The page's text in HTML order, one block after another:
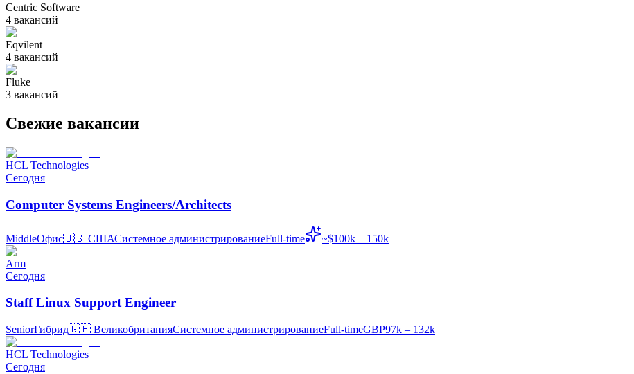
Centric Software
4 вакансий
Eqvilent
4 вакансий
Fluke
3 вакансий
Свежие вакансии
HCL Technologies
Сегодня
Computer Systems Engineers/Architects
MiddleОфис🇺🇸 СШАСистемное администрированиеFull-time ~$100k – 150k
Arm
Сегодня
Staff Linux Support Engineer
SeniorГибрид🇬🇧 ВеликобританияСистемное администрированиеFull-timeGBP97k – 132k
HCL Technologies
Сегодня